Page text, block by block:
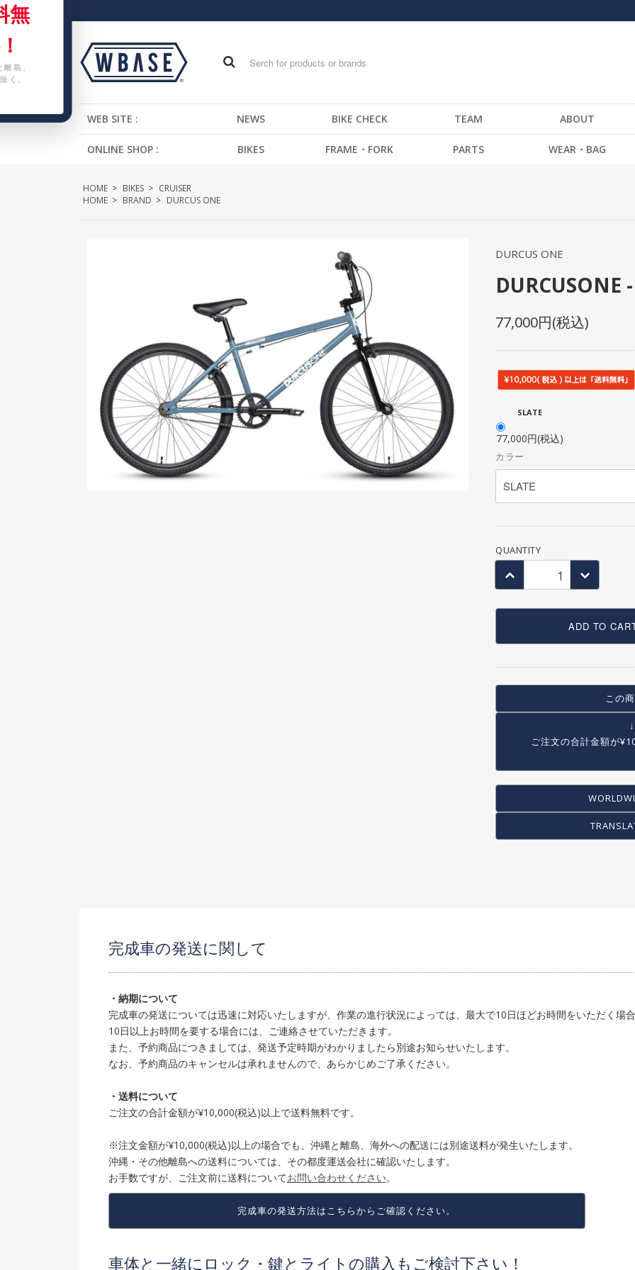
無
島、
く。
WEB SITE : NEWS BIKE CHECK TEAM ABOUT
ONLINE SHOP : BIKES FRAME・FORK
FORK - BMX
FORK -MTB
FORK -FIXED GEAR
PARTS
CRANK
CHAIN RING・SPROCKET
CHAIN
BB
PEDAL
TOE CLIP
COMPLETE WHEEL
COG / FREE WHEEL
WEAR・BAG
SOCKS
GLOVE
OTHER BAG
HOME > BIKES > CRUISER
HOME > BRAND > DURCUS ONE
DURCUS ONE
DURCUSONE
77,000円(税込)
SLATE
77,000円(税込)
カラー
QUANTITY
ADD TO
この
ご注文の合計金額が
完成車の発送に関して
・納期について
完成車の発送については迅速に対応いたしますが、作業の進行状況によっては、最大で10日ほどお時間をいただく場
10日以上お時間を要する場合には、ご連絡させていただきます。
また、予約商品につきましては、発送予定時期がわかりましたら別途お知らせいたします。
なお、予約商品のキャンセルは承れませんので、あらかじめご了承ください。
・送料について
ご注文の合計金額が¥10,000(税込)以上で送料無料です。
※注文金額が¥10,000(税込)以上の場合でも、沖縄と離島、海外への配送には別途送料が発生いたします。
沖縄・その他離島への送料については、その都度運送会社に確認いたします。
お手数ですが、ご注文前に送料についてお問い合わせください。
完成車の発送方法は こちらからご確認ください。
車体と一緒にロック・鍵とライトの購入もご検討下さい！